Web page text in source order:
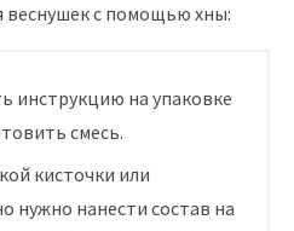
веснушек с помощью хны:
инструкцию на упаковке
смесь.
кисточки или
нужно нанести состав на